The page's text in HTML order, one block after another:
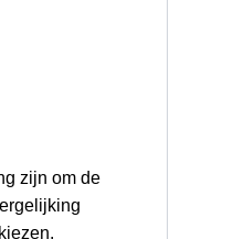
zijn om de